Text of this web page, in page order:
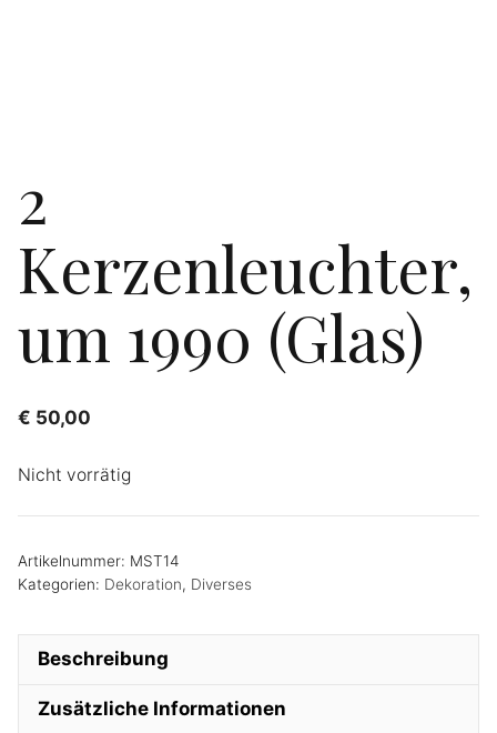
2
Kerzenleuchter,
um 1990 (Glas)
€ 50,00
Nicht vorrätig
Artikelnummer: MST14
Kategorien: Dekoration, Diverses
Beschreibung
Zusätzliche Informationen